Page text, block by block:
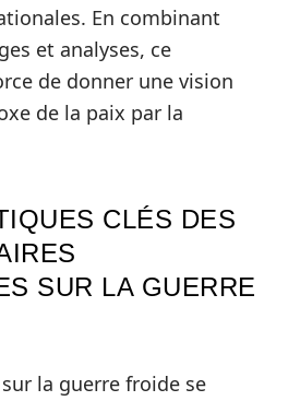
En combinant
et analyses, ce
de donner une vision
de la paix par la
CLÉS DES
SUR LA GUERRE
la guerre froide se